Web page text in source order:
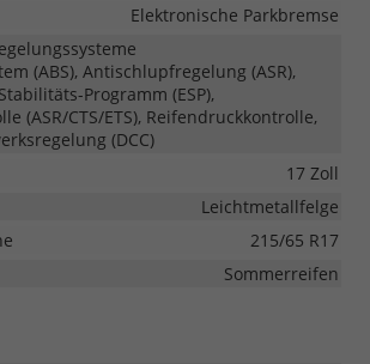
Elektronische Parkbremse
(ABS), Antischlupfregelung (ASR),
Programm (ESP),
(ASR/CTS/ETS), Reifendruckkontrolle,
(DCC)
17 Zoll
Leichtmetallfelge
215/65 R17
Sommerreifen